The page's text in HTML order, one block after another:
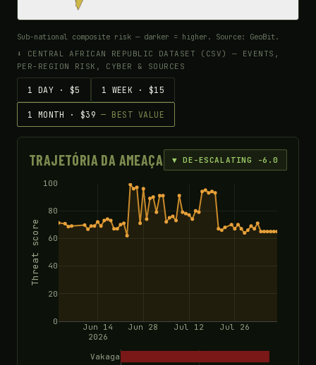
Sub-national composite risk — darker = higher. Source: GeoBit.
⬇ CENTRAL AFRICAN REPUBLIC DATASET (CSV) — EVENTS,
PER-REGION RISK, CYBER & SOURCES
1 DAY · $5 1 WEEK · $15
1 MONTH · $39— BEST VALUE
TRAJETÓRIA DA AMEAÇA ▼ DE-ESCALATING -6.0
Jun 14
2026
Jun 28 Jul 12 Jul 26
0
20
40
60
80
100
Threat score
Vakaga